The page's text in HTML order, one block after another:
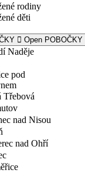
rodiny
děti
Open POBOČKY
Naděje
pod
Třebová
nad Nisou
nad Ohří